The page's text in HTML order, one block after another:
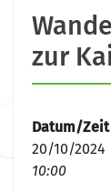
zur
Datum/Zeit
20/10/2024
10:00